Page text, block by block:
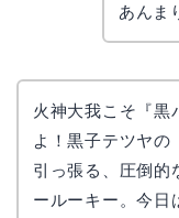
あんま
火神大我こそ『黒
よ！黒子テツヤの
引っ張る、圧倒的
ールーキー。今日